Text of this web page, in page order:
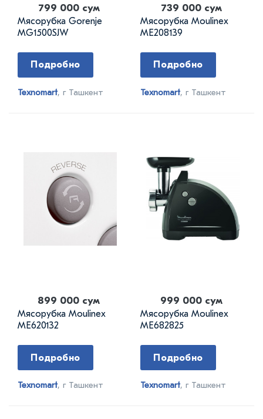
799 000 сум
Мясорубка Gorenje
MG1500SJW
Подробно
Texnomart, г Ташкент
739 000 сум
Мясорубка Moulinex
ME208139
Подробно
Texnomart, г Ташкент
899 000 сум
Мясорубка Moulinex
ME620132
Подробно
Texnomart, г Ташкент
999 000 сум
Мясорубка Moulinex
ME682825
Подробно
Texnomart, г Ташкент